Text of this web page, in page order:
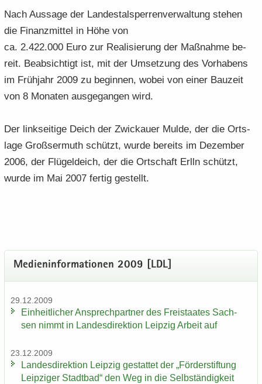
Nach Aus­sa­ge der Lan­des­tal­sper­ren­ver­wal­tung ste­hen
die Fi­nanz­mit­tel in Höhe von
ca. 2.422.000 Euro zur Rea­li­sie­rung der Maß­nah­me be­
reit. Be­ab­sich­tigt ist, mit der Um­set­zung des Vor­ha­bens
im Früh­jahr 2009 zu be­gin­nen, wobei von einer Bau­zeit
von 8 Mo­na­ten aus­ge­gan­gen wird.
Der link­sei­ti­ge Deich der Zwi­ckau­er Mulde, der die Orts­
la­ge Groß­ser­muth schützt, wurde be­reits im De­zem­ber
2006, der Flü­gel­deich, der die Ort­schaft Erlln schützt,
wurde im Mai 2007 fer­tig ge­stellt.
Me­di­en­in­for­ma­tio­nen 2009 [LDL]
29.12.2009
Ein­heit­li­cher An­sprech­part­ner des Frei­staa­tes Sach­
sen nimmt in Lan­des­di­rek­ti­on Leip­zig Ar­beit auf
23.12.2009
Lan­des­di­rek­ti­on Leip­zig ge­stat­tet der „För­der­stif­tung
Leip­zi­ger Stadt­bad“ den Weg in die Selb­stän­dig­keit